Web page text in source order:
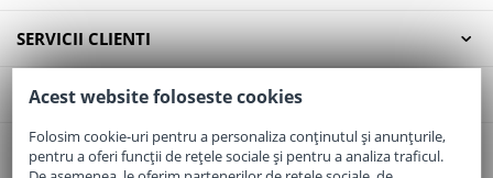
SERVICII CLIENTI
CONTACT
Email:office@elaptepraf.ro
Acest website foloseste cookies
Folosim cookie-uri pentru a personaliza conținutul și anunțurile,
pentru a oferi funcții de rețele sociale și pentru a analiza traficul.